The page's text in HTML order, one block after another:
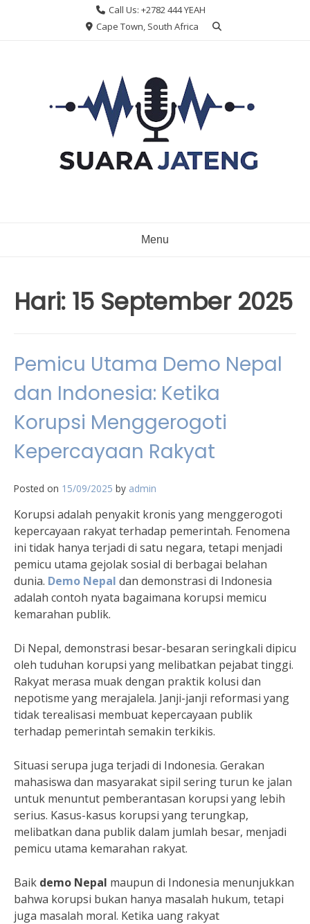
Call Us: +2782 444 YEAH
Cape Town, South Africa
Menu
Hari: 15 September 2025
Pemicu Utama Demo Nepal
dan Indonesia: Ketika
Korupsi Menggerogoti
Kepercayaan Rakyat
Posted on 15/09/2025 by admin
Korupsi adalah penyakit kronis yang menggerogoti
kepercayaan rakyat terhadap pemerintah. Fenomena
ini tidak hanya terjadi di satu negara, tetapi menjadi
pemicu utama gejolak sosial di berbagai belahan
dunia. Demo Nepal dan demonstrasi di Indonesia
adalah contoh nyata bagaimana korupsi memicu
kemarahan publik.
Di Nepal, demonstrasi besar-besaran seringkali dipicu
oleh tuduhan korupsi yang melibatkan pejabat tinggi.
Rakyat merasa muak dengan praktik kolusi dan
nepotisme yang merajalela. Janji-janji reformasi yang
tidak terealisasi membuat kepercayaan publik
terhadap pemerintah semakin terkikis.
Situasi serupa juga terjadi di Indonesia. Gerakan
mahasiswa dan masyarakat sipil sering turun ke jalan
untuk menuntut pemberantasan korupsi yang lebih
serius. Kasus-kasus korupsi yang terungkap,
melibatkan dana publik dalam jumlah besar, menjadi
pemicu utama kemarahan rakyat.
Baik demo Nepal maupun di Indonesia menunjukkan
bahwa korupsi bukan hanya masalah hukum, tetapi
juga masalah moral. Ketika uang rakyat